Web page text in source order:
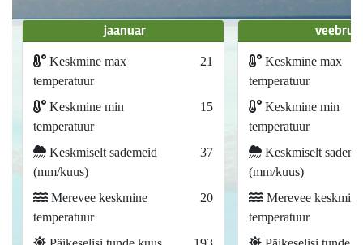
jaanuar
Keskmine max
temperatuur
21
Keskmine min
temperatuur
15
Keskmiselt sademeid
(mm/kuus)
37
Merevee keskmine
temperatuur
20
Keskmine max
temperatuur
Keskmine min
temperatuur
Keskmiselt
(mm/kuus)
Merevee keskmine
temperatuur